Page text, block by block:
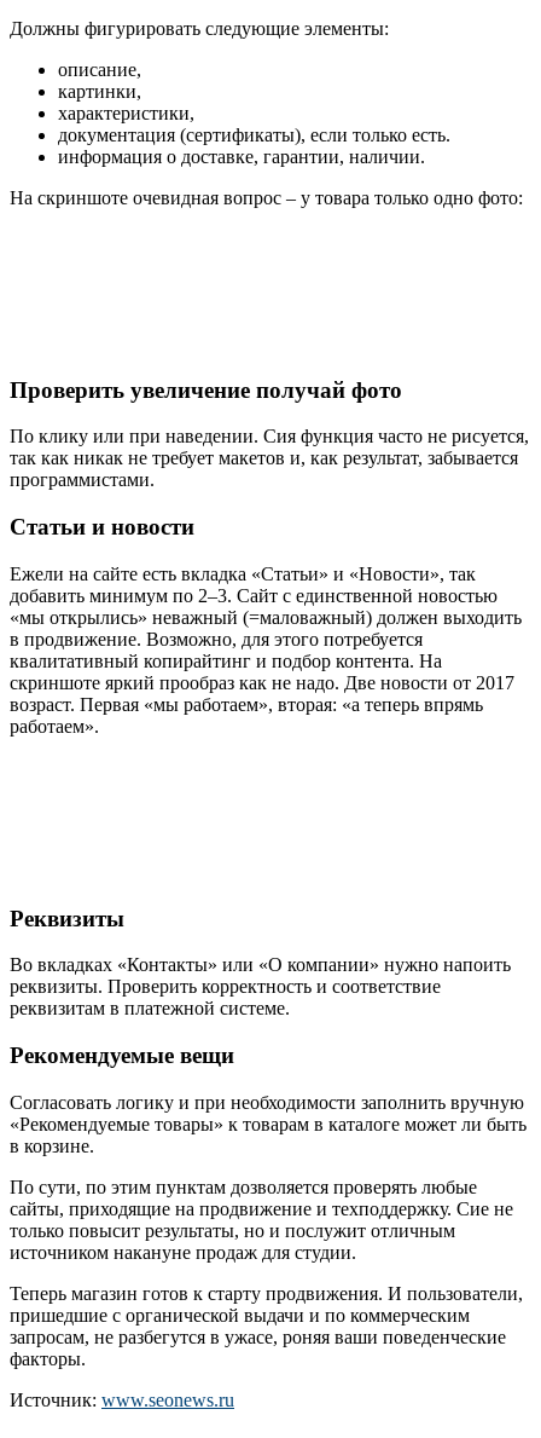
Должны фигурировать следующие элементы:
описание,
картинки,
характеристики,
документация (сертификаты), если только есть.
информация о доставке, гарантии, наличии.
На скриншоте очевидная вопрос – у товара только одно фото:
Проверить увеличение получай фото
По клику или при наведении. Сия функция часто не рисуется,
так как никак не требует макетов и, как результат, забывается
программистами.
Статьи и новости
Ежели на сайте есть вкладка «Статьи» и «Новости», так
добавить минимум по 2–3. Сайт с единственной новостью
«мы открылись» неважный (=маловажный) должен выходить
в продвижение. Возможно, для этого потребуется
квалитативный копирайтинг и подбор контента. На
скриншоте яркий прообраз как не надо. Две новости от 2017
возраст. Первая «мы работаем», вторая: «а теперь впрямь
работаем».
Реквизиты
Во вкладках «Контакты» или «О компании» нужно напоить
реквизиты. Проверить корректность и соответствие
реквизитам в платежной системе.
Рекомендуемые вещи
Согласовать логику и при необходимости заполнить вручную
«Рекомендуемые товары» к товарам в каталоге может ли быть
в корзине.
По сути, по этим пунктам дозволяется проверять любые
сайты, приходящие на продвижение и техподдержку. Сие не
только повысит результаты, но и послужит отличным
источником накануне продаж для студии.
Теперь магазин готов к старту продвижения. И пользователи,
пришедшие с органической выдачи и по коммерческим
запросам, не разбегутся в ужасе, роняя ваши поведенческие
факторы.
Источник: www.seonews.ru